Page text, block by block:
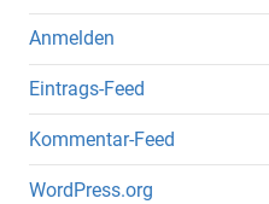
Anmelden
Eintrags-Feed
Kommentar-Feed
WordPress.org